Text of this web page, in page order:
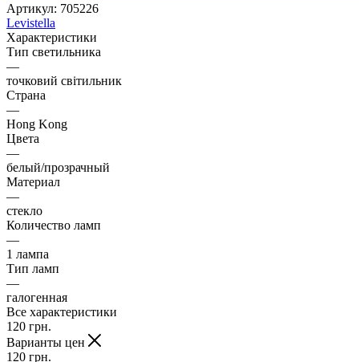
Артикул: 705226
Levistella
Характеристики
Тип светильника
—
точковий світильник
Страна
—
Hong Kong
Цвета
—
белый/прозрачный
Материал
—
стекло
Количество ламп
—
1 лампа
Тип ламп
—
галогенная
Все характеристики
120 грн.
Варианты цен
120 грн.